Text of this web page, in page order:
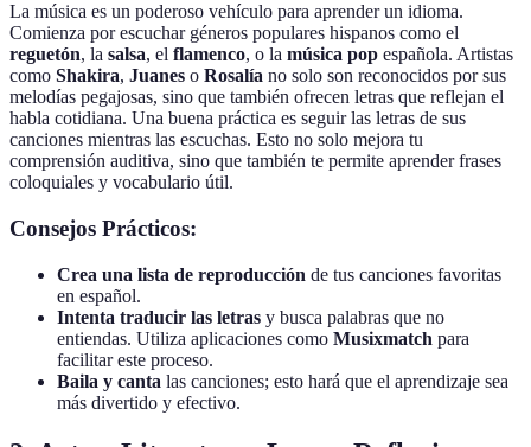
La música es un poderoso vehículo para aprender un idioma.
Comienza por escuchar géneros populares hispanos como el
reguetón, la salsa, el flamenco, o la música pop española. Artistas
como Shakira, Juanes o Rosalía no solo son reconocidos por sus
melodías pegajosas, sino que también ofrecen letras que reflejan el
habla cotidiana. Una buena práctica es seguir las letras de sus
canciones mientras las escuchas. Esto no solo mejora tu
comprensión auditiva, sino que también te permite aprender frases
coloquiales y vocabulario útil.
Consejos Prácticos:
Crea una lista de reproducción de tus canciones favoritas
en español.
Intenta traducir las letras y busca palabras que no
entiendas. Utiliza aplicaciones como Musixmatch para
facilitar este proceso.
Baila y canta las canciones; esto hará que el aprendizaje sea
más divertido y efectivo.